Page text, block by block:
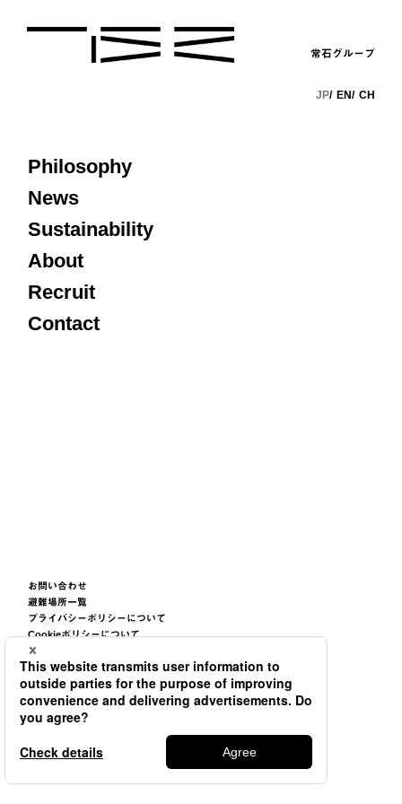
常石グループ
JP EN CH
Philosophy
News
Sustainability
About
Recruit
Contact
お問い合わせ
避難場所一覧
プライバシーポリシーについて
Cookieポリシーについて
サイトご利用条件について
サイトマップ
TSUNEISHI GROUP CORPORATION.